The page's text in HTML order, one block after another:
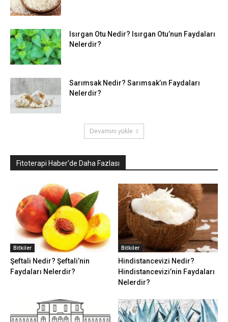
Isırgan Otu Nedir? Isırgan Otu’nun Faydaları
Nelerdir?
Sarımsak Nedir? Sarımsak’ın Faydaları
Nelerdir?
Devamını yükle
Fitoterapi Haber'de Daha Fazlası
Bitkiler
Şeftali Nedir? Şeftali’nin
Faydaları Nelerdir?
Bitkiler
Hindistancevizi Nedir?
Hindistancevizi’nin Faydaları
Nelerdir?